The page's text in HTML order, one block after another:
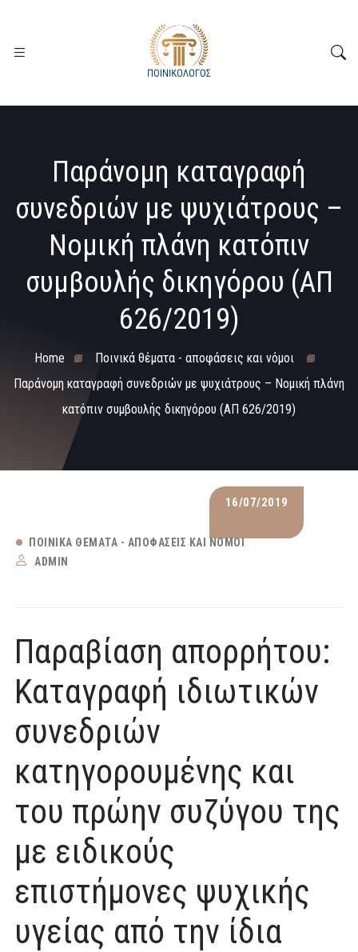
Παράνομη καταγραφή
συνεδριών με ψυχιάτρους –
Νομική πλάνη κατόπιν
συμβουλής δικηγόρου (ΑΠ
626/2019)
Home
Ποινικά θέματα - αποφάσεις και νόμοι
Παράνομη καταγραφή συνεδριών με ψυχιάτρους – Νομική πλάνη
κατόπιν συμβουλής δικηγόρου (ΑΠ 626/2019)
16/07/2019
ΠΟΙΝΙΚΆ ΘΈΜΑΤΑ - ΑΠΟΦΆΣΕΙΣ ΚΑΙ ΝΌΜΟΙ
ADMIN
Παραβίαση απορρήτου:
Καταγραφή ιδιωτικών
συνεδριών
κατηγορουμένης και
του πρώην συζύγου της
με ειδικούς
επιστήμονες ψυχικής
υγείας από την ίδια